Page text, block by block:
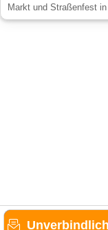
Markt und Straßenfest